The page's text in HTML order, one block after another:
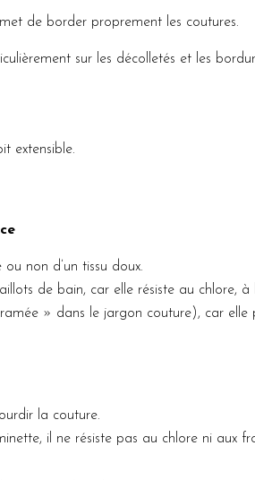
de border proprement les coutures.
sur les décolletés et les
extensible.
non d’un tissu doux.
de bain, car elle résiste au chlore, à
» dans le jargon couture), car elle
la couture.
il ne résiste pas au chlore ni aux